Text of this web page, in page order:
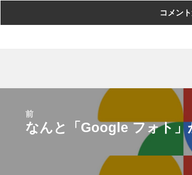
前
前
なんと「Google フォト」